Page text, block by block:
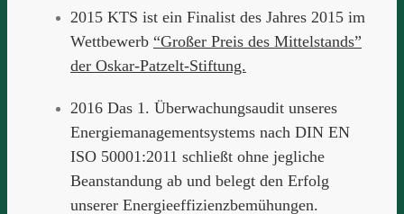
2015 KTS ist ein Finalist des Jahres 2015 im
Wettbewerb “Großer Preis des Mittelstands”
der Oskar-Patzelt-Stiftung.
2016 Das 1. Überwachungsaudit unseres
Energiemanagementsystems nach DIN EN
ISO 50001:2011 schließt ohne jegliche
Beanstandung ab und belegt den Erfolg
unserer Energieeffizienzbemühungen.